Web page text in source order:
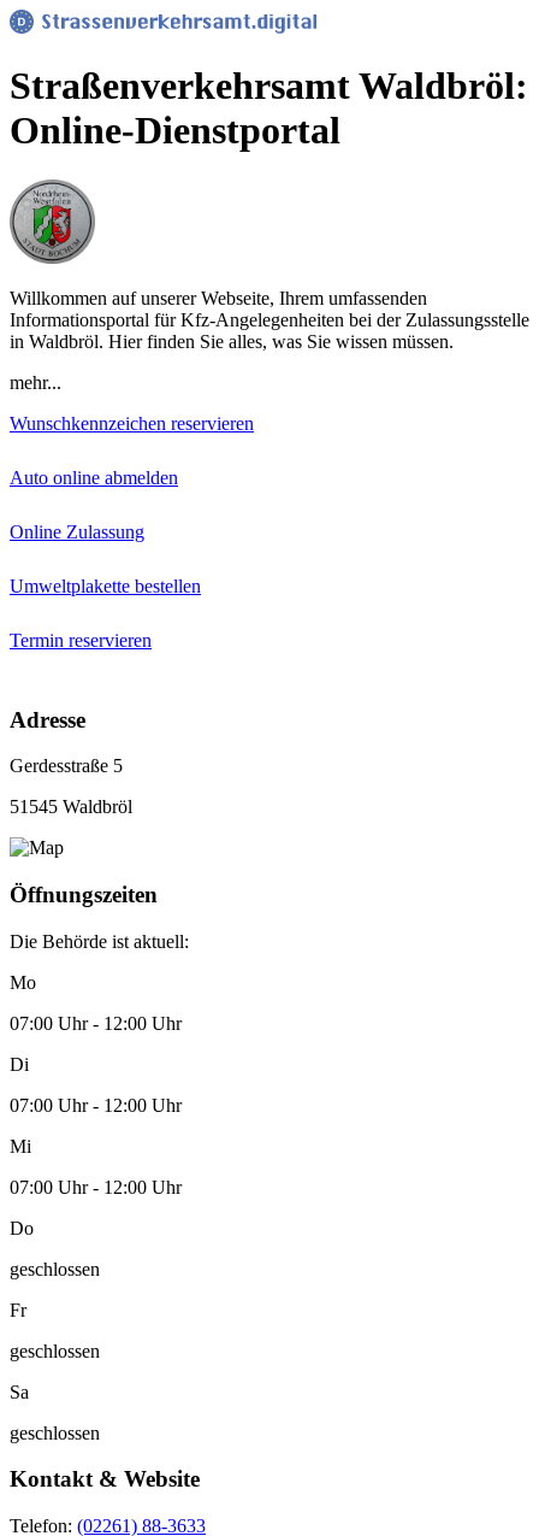
Straßenverkehrsamt Waldbröl:
Online-Dienstportal
Willkommen auf unserer Webseite, Ihrem umfassenden
Informationsportal für Kfz-Angelegenheiten bei der Zulassungsstelle
in Waldbröl. Hier finden Sie alles, was Sie wissen müssen.
mehr...
Wunschkennzeichen reservieren
Auto online abmelden
Online Zulassung
Umweltplakette bestellen
Termin reservieren
Adresse
Gerdesstraße 5
51545 Waldbröl
Öffnungszeiten
Die Behörde ist aktuell:
Mo
07:00 Uhr - 12:00 Uhr
Di
07:00 Uhr - 12:00 Uhr
Mi
07:00 Uhr - 12:00 Uhr
Do
geschlossen
Fr
geschlossen
Sa
geschlossen
Kontakt & Website
Telefon: (02261) 88-3633